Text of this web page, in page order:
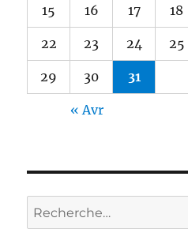
15 16 17 18
22 23 24 25
29 30 31
« Avr
Recherche